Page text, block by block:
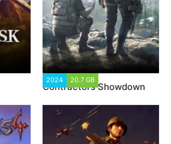
2024 20.7 GB
Contractors Showdown